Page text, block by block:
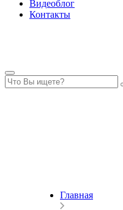
Видеоблог
Контакты
Главная